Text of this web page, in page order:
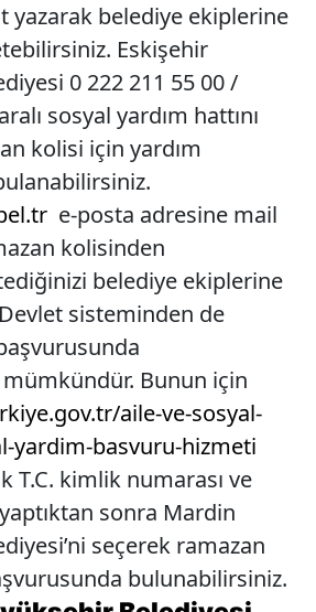
yazarak belediye ekiplerine
Eskişehir
0 222 211 55 00 /
sosyal yardım hattını
kolisi için yardım
e-posta adresine mail
kolisinden
belediye ekiplerine
sisteminden de
Bunun için
aile-ve-sosyal-
yardim-basvuru-hizmeti
T.C. kimlik numarası ve
sonra Mardin
seçerek ramazan
bulunabilirsiniz.